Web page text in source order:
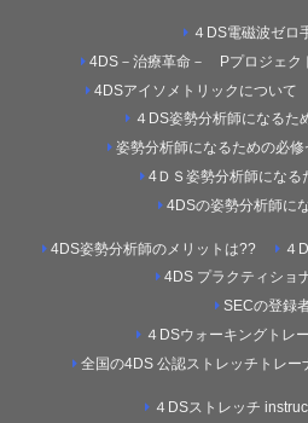
４DS電磁波ゼロ
4DS－治療革命－ Pプロジェク
4DSアイソメトリックについて
４DS姿勢分析師になるた
姿勢分析師になるための必修
4ＤＳ姿勢分析師になる
4DSの姿勢分析師に
4DS姿勢分析師のメリットは??
４
4DS プラクティショ
SECの登録
４DSウォーキングト
全国の4DS 公認ストレッチトレー
４DSストレッチ